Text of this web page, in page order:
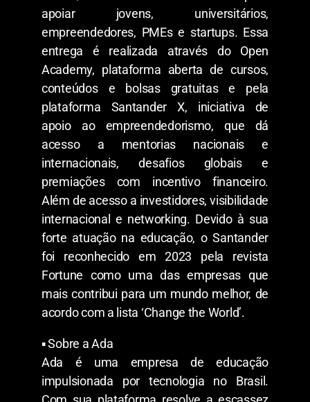
apoiar jovens, universitários,
empreendedores, PMEs e startups. Essa
entrega é realizada através do Open
Academy, plataforma aberta de cursos,
conteúdos e bolsas gratuitas e pela
plataforma Santander X, iniciativa de
apoio ao empreendedorismo, que dá
acesso a mentorias nacionais e
internacionais, desafios globais e
premiações com incentivo financeiro.
Além de acesso a investidores, visibilidade
internacional e networking. Devido à sua
forte atuação na educação, o Santander
foi reconhecido em 2023 pela revista
Fortune como uma das empresas que
mais contribui para um mundo melhor, de
acordo com a lista ‘Change the World’.
▪︎ Sobre a Ada
Ada é uma empresa de educação
impulsionada por tecnologia no Brasil.